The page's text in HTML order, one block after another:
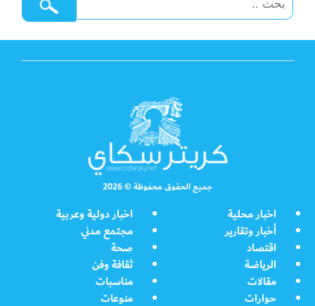
جميع الحقوق محفوظة © 2026
اخبار محلية
اخبار دولية وعربية
أخبار وتقارير
مجتمع مدني
اقتصاد
صحة
الرياضة
ثقافة وفن
مقالات
مناسبات
حوارات
منوعات